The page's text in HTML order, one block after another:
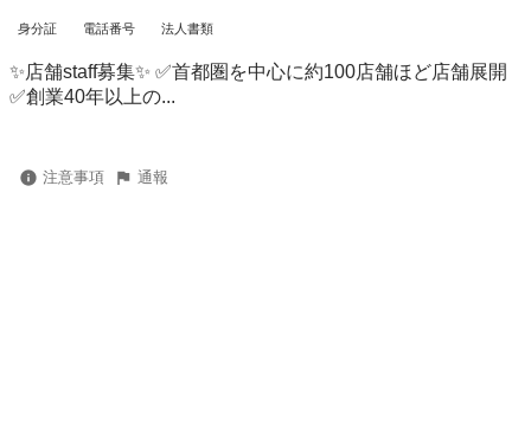
身分証 電話番号 法人書類
✨店舗staff募集✨ ✅首都圏を中心に約100店舗ほど店舗展開
✅創業40年以上の...
注意事項 通報